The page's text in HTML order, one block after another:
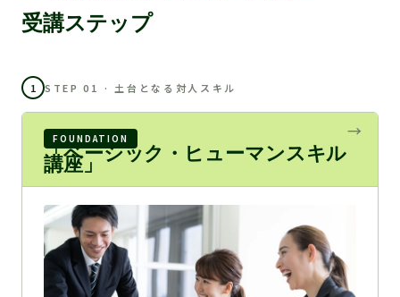
受講ステップ
1 STEP 01 · 土台となる対人スキル
FOUNDATION
「ベーシック・ヒューマンスキル
講座」